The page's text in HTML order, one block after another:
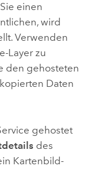
einen
wird
Verwenden
Layer zu
den gehosteten
Daten
gehostet
des
Kartenbild-